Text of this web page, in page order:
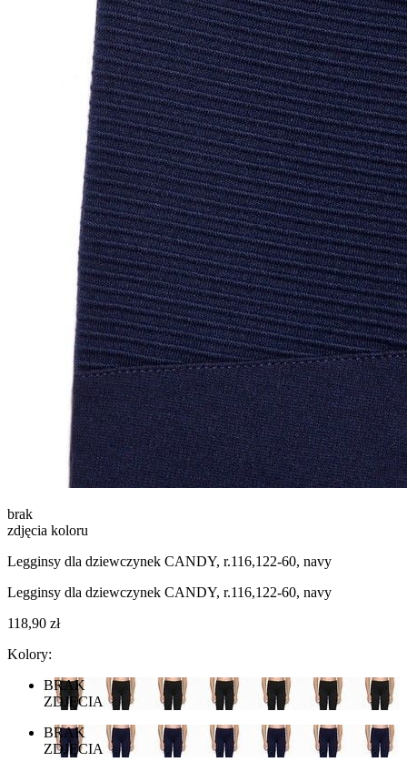
brak
zdjęcia koloru
Legginsy dla dziewczynek CANDY, r.116,122-60, navy
Legginsy dla dziewczynek CANDY, r.116,122-60, navy
118,90 zł
Kolory:
BRAK
ZDJĘCIA
BRAK
ZDJĘCIA